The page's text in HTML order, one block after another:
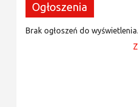
Ogłoszenia
Brak ogłoszeń do wyświetlenia.